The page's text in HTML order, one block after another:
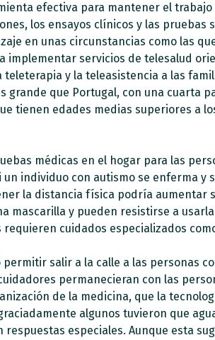
efectiva para mantener el
los ensayos clínicos y las pruebas
en unas circunstancias como las
implementar servicios de telesalud
y la teleasistencia a las
grande que Portugal, con una cuarta
tienen edades medias superiores a
médicas en el hogar para las
individuo con autismo se enferma y
la distancia física podría aumentar
mascarilla y pueden resistirse a
cuidados especializados
salir a la calle a las personas
permanecieran con las
de la medicina, que la
algunos tuvieron que
especiales. Aunque esta